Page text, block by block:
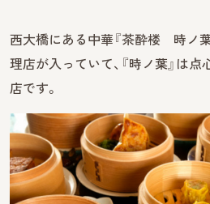
西大橋にある中華『茶酔楼 時ノ
理店が入っていて、『時ノ葉』は
店です。